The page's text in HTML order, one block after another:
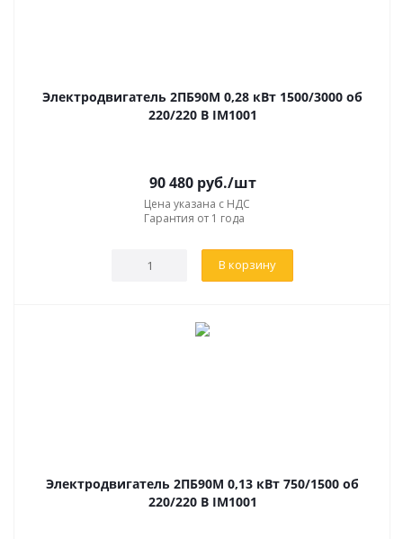
Электродвигатель 2ПБ90М 0,28 кВт 1500/3000 об
220/220 В IM1001
90 480руб./шт
Цена указана с НДС
Гарантия от 1 года
В корзину
Электродвигатель 2ПБ90М 0,13 кВт 750/1500 об
220/220 В IM1001